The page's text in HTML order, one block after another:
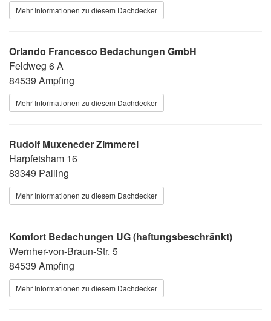
Mehr Informationen zu diesem Dachdecker
Orlando Francesco Bedachungen GmbH
Feldweg 6 A
84539 Ampfing
Mehr Informationen zu diesem Dachdecker
Rudolf Muxeneder Zimmerei
Harpfetsham 16
83349 Palling
Mehr Informationen zu diesem Dachdecker
Komfort Bedachungen UG (haftungsbeschränkt)
Wernher-von-Braun-Str. 5
84539 Ampfing
Mehr Informationen zu diesem Dachdecker